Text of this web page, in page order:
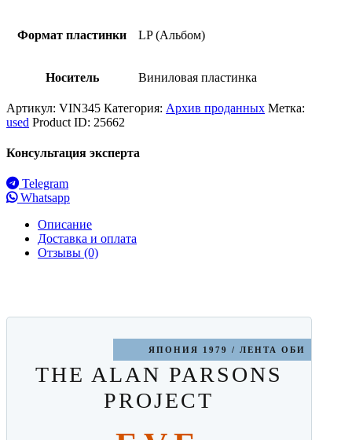
Формат пластинки LP (Альбом)
Носитель Виниловая пластинка
Артикул: VIN345 Категория: Архив проданных Метка:
used Product ID: 25662
Консультация эксперта
Telegram
Whatsapp
Описание
Доставка и оплата
Отзывы (0)
ЯПОНИЯ 1979 / ЛЕНТА ОБИ
THE ALAN PARSONS
PROJECT